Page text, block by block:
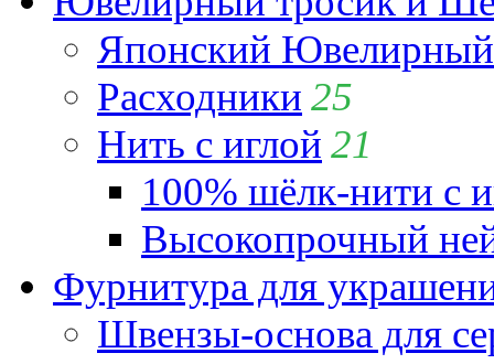
Японский
Расходники 25
Нить с иглой 21
100% шёлк-нити с
Высокопрочный
Фурнитура для
Швензы-основа для